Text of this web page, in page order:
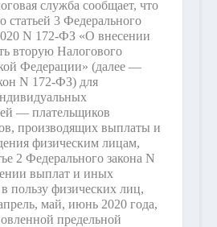
служба сообщает, что
статьей 3 Федерального
N 172-ФЗ «О внесении
вторую Налогового
Федерации» (далее —
N 172-ФЗ) для
— плательщиков
производящих выплаты и
физическим лицам,
2 Федерального закона N
выплат и иных
пользу физических лиц,
май, июнь 2020 года,
предельной